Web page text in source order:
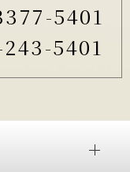
5401
5401